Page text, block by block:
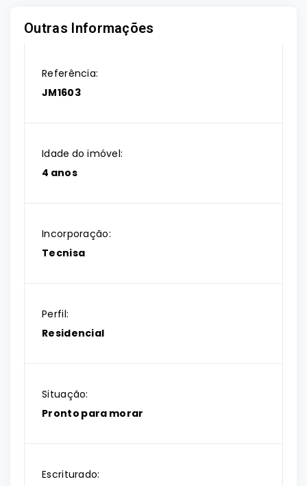
Outras Informações
Referência:
JM1603
Idade do imóvel:
4 anos
Incorporação:
Tecnisa
Perfil:
Residencial
Situação:
Pronto para morar
Escriturado: